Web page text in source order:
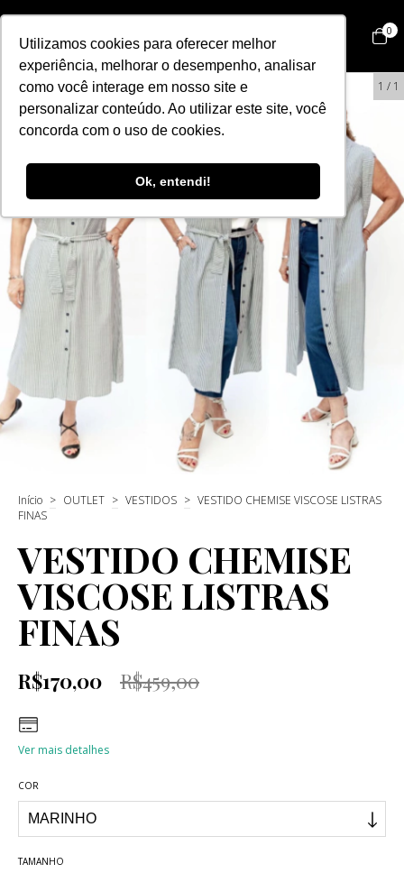
Utilizamos cookies para oferecer melhor
experiência, melhorar o desempenho, analisar
como você interage em nosso site e
personalizar conteúdo. Ao utilizar este site, você
concorda com o uso de cookies.
Ok, entendi!
0
63%OFF 1 / 1
Início > OUTLET > VESTIDOS > VESTIDO CHEMISE VISCOSE LISTRAS
FINAS
VESTIDO CHEMISE
VISCOSE LISTRAS
FINAS
R$170,00 R$459,00
Ver mais detalhes
COR
TAMANHO